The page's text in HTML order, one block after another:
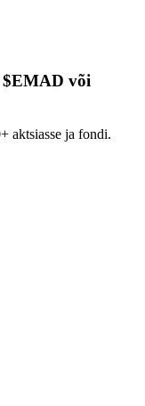
$EMAD või
aktsiasse ja fondi.